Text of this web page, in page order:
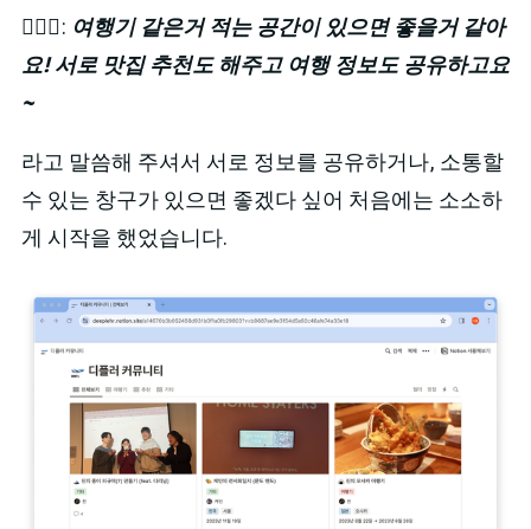
🙋🏻‍♀️: 여행기 같은거 적는 공간이 있으면 좋을거 같아
요! 서로 맛집 추천도 해주고 여행 정보도 공유하고요
~
라고 말씀해 주셔서 서로 정보를 공유하거나, 소통할
수 있는 창구가 있으면 좋겠다 싶어 처음에는 소소하
게 시작을 했었습니다.